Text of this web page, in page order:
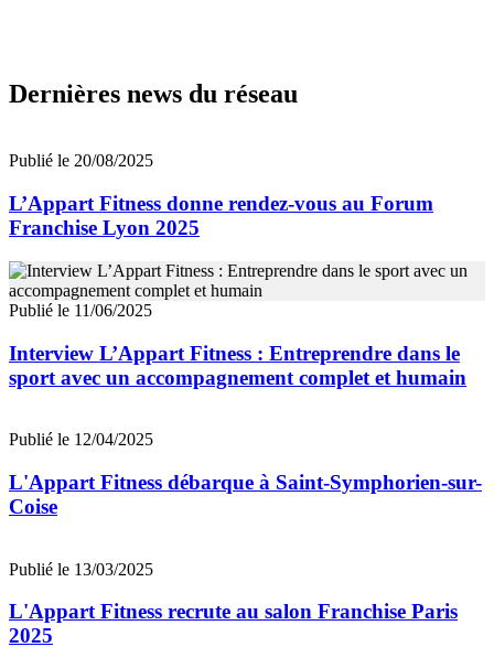
Dernières news du réseau
Publié le 20/08/2025
L’Appart Fitness donne rendez-vous au Forum
Franchise Lyon 2025
Publié le 11/06/2025
Interview L’Appart Fitness : Entreprendre dans le
sport avec un accompagnement complet et humain
Publié le 12/04/2025
L'Appart Fitness débarque à Saint-Symphorien-sur-
Coise
Publié le 13/03/2025
L'Appart Fitness recrute au salon Franchise Paris
2025